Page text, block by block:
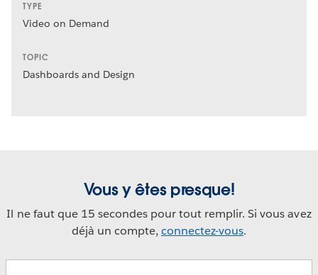
TYPE
Video on Demand
TOPIC
Dashboards and Design
Vous y êtes presque!
Il ne faut que 15 secondes pour tout remplir. Si vous avez
déjà un compte, connectez-vous.